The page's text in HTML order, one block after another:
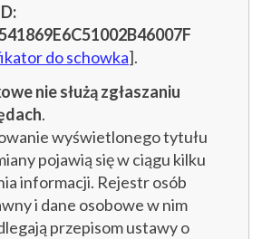
do schowka].
nie służą zgłaszaniu
.
wyświetlonego tytułu
pojawią się w ciągu kilku
informacji. Rejestr osób
i dane osobowe w nim
przepisom ustawy o